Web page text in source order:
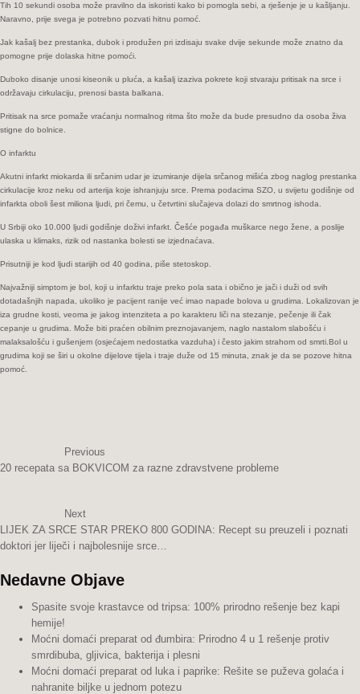
Tih 10 sekundi osoba može pravilno da iskoristi kako bi pomogla sebi, a rješenje je u kašljanju.
Naravno, prije svega je potrebno pozvati hitnu pomoć.
Jak kašalj bez prestanka, dubok i produžen pri izdisaju svake dvije sekunde može znatno da
pomogne prije dolaska hitne pomoći.
Duboko disanje unosi kiseonik u pluća, a kašalj izaziva pokrete koji stvaraju pritisak na srce i
održavaju cirkulaciju, prenosi basta balkana.
Pritisak na srce pomaže vraćanju normalnog ritma što može da bude presudno da osoba živa
stigne do bolnice.
O infarktu
Akutni infarkt miokarda ili srčanim udar je izumiranje dijela srčanog mišića zbog naglog prestanka
cirkulacije kroz neku od arterija koje ishranjuju srce. Prema podacima SZO, u svijetu godišnje od
infarkta oboli šest miliona ljudi, pri čemu, u četvrtini slučajeva dolazi do smrtnog ishoda.
U Srbiji oko 10.000 ljudi godišnje doživi infarkt. Češće pogađa muškarce nego žene, a poslije
ulaska u klimaks, rizik od nastanka bolesti se izjednaćava.
Prisutniji je kod ljudi starijih od 40 godina, piše stetoskop.
Najvažniji simptom je bol, koji u infarktu traje preko pola sata i obično je jači i duži od svih
dotadašnjih napada, ukoliko je pacijent ranije već imao napade bolova u grudima. Lokalizovan je
iza grudne kosti, veoma je jakog intenziteta a po karakteru liči na stezanje, pečenje ili čak
cepanje u grudima. Može biti praćen obilnim preznojavanjem, naglo nastalom slabošću i
malaksalošću i gušenjem (osjećajem nedostatka vazduha) i često jakim strahom od smrti.Bol u
grudima koji se širi u okolne dijelove tijela i traje duže od 15 minuta, znak je da se pozove hitna
pomoć.
Previous
20 recepata sa BOKVICOM za razne zdravstvene probleme
Next
LIJEK ZA SRCE STAR PREKO 800 GODINA: Recept su preuzeli i poznati
doktori jer liječi i najbolesnije srce…
Nedavne Objave
Spasite svoje krastavce od tripsa: 100% prirodno rešenje bez kapi
hemije!
Moćni domaći preparat od đumbira: Prirodno 4 u 1 rešenje protiv
smrdibuba, gljivica, bakterija i plesni
Moćni domaći preparat od luka i paprike: Rešite se puževa golaća i
nahranite biljke u jednom potezu